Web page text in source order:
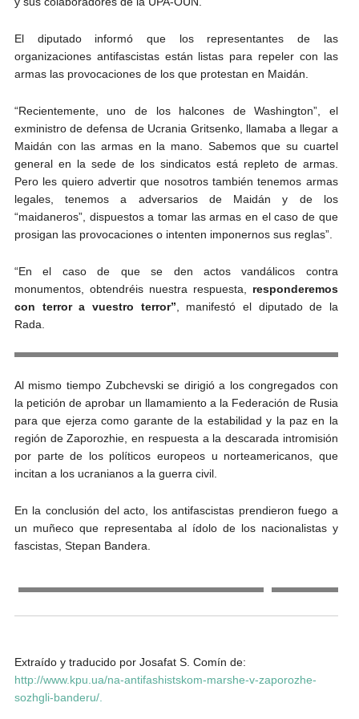
El diputado informó que los representantes de las
organizaciones antifascistas están listas para repeler con las
armas las provocaciones de los que protestan en Maidán.
“Recientemente, uno de los halcones de Washington”, el
exministro de defensa de Ucrania Gritsenko, llamaba a llegar a
Maidán con las armas en la mano. Sabemos que su cuartel
general en la sede de los sindicatos está repleto de armas.
Pero les quiero advertir que nosotros también tenemos armas
legales, tenemos a adversarios de Maidán y de los
“maidaneros”, dispuestos a tomar las armas en el caso de que
prosigan las provocaciones o intenten imponernos sus reglas”.
“En el caso de que se den actos vandálicos contra
monumentos, obtendréis nuestra respuesta, responderemos
con terror a vuestro terror” , manifestó el diputado de la
Rada.
Al mismo tiempo Zubchevski se dirigió a los congregados con
la petición de aprobar un llamamiento a la Federación de Rusia
para que ejerza como garante de la estabilidad y la paz en la
región de Zaporozhie, en respuesta a la descarada intromisión
por parte de los políticos europeos u norteamericanos, que
incitan a los ucranianos a la guerra civil.
En la conclusión del acto, los antifascistas prendieron fuego a
un muñeco que representaba al ídolo de los nacionalistas y
fascistas, Stepan Bandera.
Extraído y traducido por Josafat S. Comín de:
http://www.kpu.ua/na-antifashistskom-marshe-v-zaporozhe-
sozhgli-banderu/.